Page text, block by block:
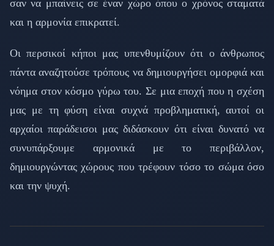
σαν να μπαίνεις σε έναν χώρο όπου ο χρόνος σταματά
και η αρμονία επικρατεί.
Οι περσικοί κήποι μας υπενθυμίζουν ότι ο άνθρωπος
πάντα αναζητούσε τρόπους να δημιουργήσει ομορφιά και
νόημα στον κόσμο γύρω του. Σε μια εποχή που η σχέση
μας με τη φύση είναι συχνά προβληματική, αυτοί οι
αρχαίοι παράδεισοι μας διδάσκουν ότι είναι δυνατό να
συνυπάρξουμε αρμονικά με το περιβάλλον,
δημιουργώντας χώρους που τρέφουν τόσο το σώμα όσο
και την ψυχή.